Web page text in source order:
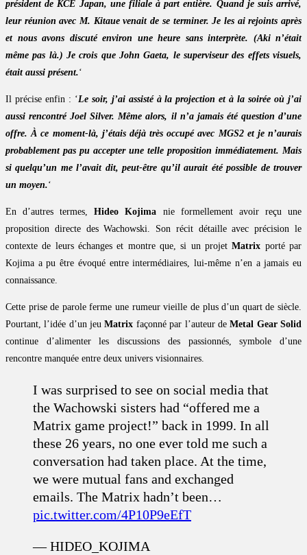
président de KCE Japan, une filiale à part entière. Quand je suis arrivé,
leur réunion avec M. Kitaue venait de se terminer. Je les ai rejoints après
et nous avons discuté environ une heure sans interprète. (Aki n’était
même pas là.) Je crois que John Gaeta, le superviseur des effets visuels,
était aussi présent.‘
Il précise enfin : ‘Le soir, j’ai assisté à la projection et à la soirée où j’ai
aussi rencontré Joel Silver. Même alors, il n’a jamais été question d’une
offre. À ce moment-là, j’étais déjà très occupé avec MGS2 et je n’aurais
probablement pas pu accepter une telle proposition immédiatement. Mais
si quelqu’un me l’avait dit, peut-être qu’il aurait été possible de trouver
un moyen.‘
En d’autres termes,Hideo Kojima nie formellement avoir reçu une
proposition directe des Wachowski. Son récit détaille avec précision le
contexte de leurs échanges et montre que, si un projetMatrix porté par
Kojima a pu être évoqué entre intermédiaires, lui-même n’en a jamais eu
connaissance.
Cette prise de parole ferme une rumeur vieille de plus d’un quart de siècle.
Pourtant, l’idée d’un jeuMatrix façonné par l’auteur deMetal Gear Solid
continue d’alimenter les discussions des passionnés, symbole d’une
rencontre manquée entre deux univers visionnaires.
I was surprised to see on social media that
the Wachowski sisters had “offered me a
Matrix game project!” back in 1999. In all
these 26 years, no one ever told me such a
conversation had taken place. At the time,
we were mutual fans and exchanged
emails. The Matrix hadn’t been…
pic.twitter.com/4P10P9eEfT
— HIDEO_KOJIMA